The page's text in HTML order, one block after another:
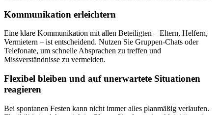
Kommunikation erleichtern
Eine klare Kommunikation mit allen Beteiligten – Eltern, Helfern,
Vermietern – ist entscheidend. Nutzen Sie Gruppen-Chats oder
Telefonate, um schnelle Absprachen zu treffen und
Missverständnisse zu vermeiden.
Flexibel bleiben und auf unerwartete Situationen
reagieren
Bei spontanen Festen kann nicht immer alles planmäßig verlaufen.